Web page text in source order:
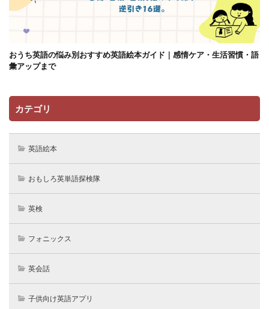
おうち英語の悩み別おすすめ英語絵本ガイド｜感情ケア・生活習慣・語
彙アップまで
カテゴリ
英語絵本
おもしろ英単語探検隊
英検
フォニックス
英会話
子供向け英語アプリ